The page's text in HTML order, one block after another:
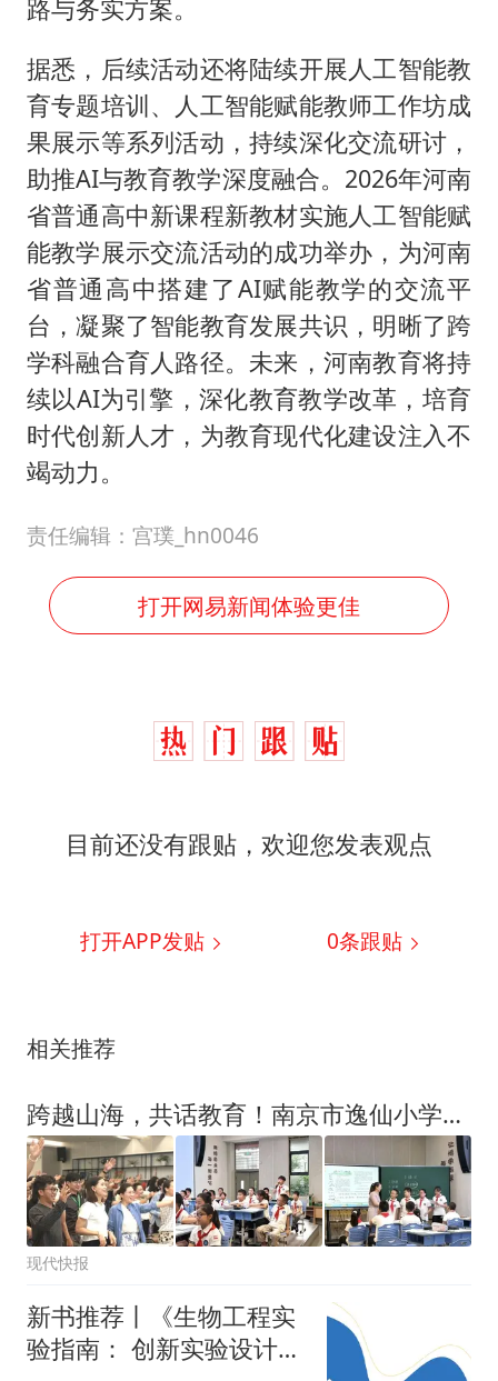
路与务实方案。
据悉，后续活动还将陆续开展人工智能教
育专题培训、人工智能赋能教师工作坊成
果展示等系列活动，持续深化交流研讨，
助推AI与教育教学深度融合。2026年河南
省普通高中新课程新教材实施人工智能赋
能教学展示交流活动的成功举办，为河南
省普通高中搭建了AI赋能教学的交流平
台，凝聚了智能教育发展共识，明晰了跨
学科融合育人路径。未来，河南教育将持
续以AI为引擎，深化教育教学改革，培育
时代创新人才，为教育现代化建设注入不
竭动力。
责任编辑：宫璞_hn0046
打开网易新闻体验更佳
目前还没有跟贴，欢迎您发表观点
打开APP发贴 0条跟贴
相关推荐
跨越山海，共话教育！南京市逸仙小学接待海外华文教师来访
现代快报
新书推荐丨《生物工程实
验指南： 创新实验设计原